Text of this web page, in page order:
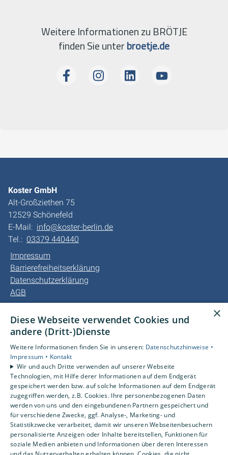
Weitere Informationen zu BRÖTJE
finden Sie unterbroetje.de
Koster GmbH
Alt-Großziethen 75
12529 Schönefeld
E-Mail: info@koster-berlin.de
Tel.: 03379 440440
Impressum
Barrierefreiheitserklärung
Datenschutzerklärung
AGB
Unsere Bereiche
Privatkunden
Kundendienst
Karriere
Unternehmen
Kontakt
×
Diese Webseite verwendet Cookies und
andere (Dritt-)Dienste
Weitere Informationen finden Sie in unseren: Datenschutzhinweise •
Impressum • Kontakt
Wir und auch Dritte verwenden auf unserer Webseite
Technologien, mit Hilfe derer Informationen auf dem Endgerät
gespeichert werden bzw. auf solche Informationen auf dem Endgerät
zugegriffen werden, z.B. Cookies. Ihre personenbezogenen Daten
werden von uns und den eingebundenen Partnern gespeichert und
für verschiedene Zwecke, ggf. Analyse-, Marketing- und
Statistikzwecke verarbeitet, damit wir unseren Webseitenbesuchern
personalisierte Anzeigen oder Inhalte bereitstellen, Funktionen für
soziale Medien anbieten und Informationen über deren Interessen